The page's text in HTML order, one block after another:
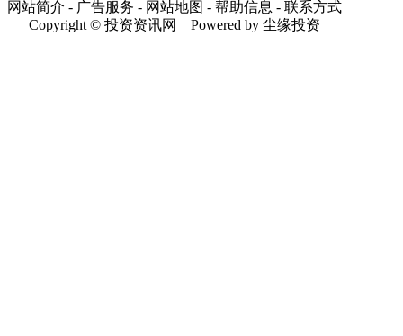
网站简介 - 广告服务 - 网站地图 - 帮助信息 - 联系方式
Copyright © 投资资讯网 Powered by 尘缘投资